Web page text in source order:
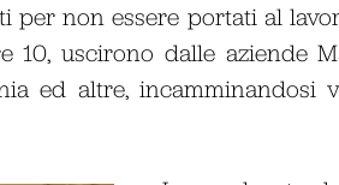
per non essere portati al
10, uscirono dalle aziende
ed altre, incamminandosi